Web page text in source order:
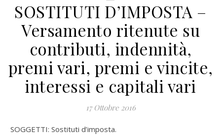
SOSTITUTI D’IMPOSTA –
Versamento ritenute su
contributi, indennità,
premi vari, premi e vincite,
interessi e capitali vari
17 Ottobre 2016
SOGGETTI: Sostituti d’imposta.